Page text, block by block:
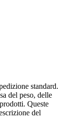
standard.
del peso, delle
Queste
del